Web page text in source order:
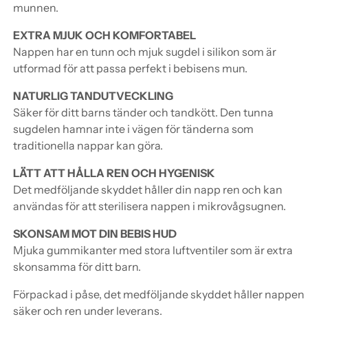
munnen.
EXTRA MJUK OCH KOMFORTABEL
Nappen har en tunn och mjuk sugdel i silikon som är
utformad för att passa perfekt i bebisens mun.
NATURLIG TANDUTVECKLING
Säker för ditt barns tänder och tandkött. Den tunna
sugdelen hamnar inte i vägen för tänderna som
traditionella nappar kan göra.
LÄTT ATT HÅLLA REN OCH HYGENISK
Det medföljande skyddet håller din napp ren och kan
användas för att sterilisera nappen i mikrovågsugnen.
SKONSAM MOT DIN BEBIS HUD
Mjuka gummikanter med stora luftventiler som är extra
skonsamma för ditt barn.
Förpackad i påse, det medföljande skyddet håller nappen
säker och ren under leverans.